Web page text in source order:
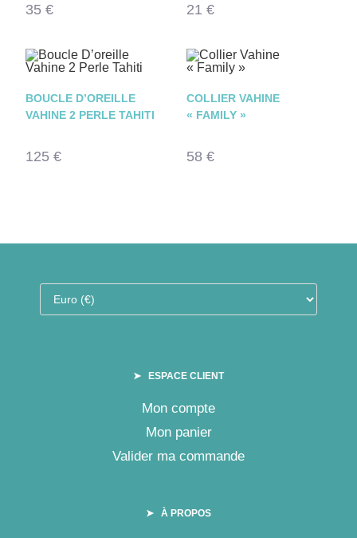
35€ 21 €
BOUCLE D’OREILLE
VAHINE 2 PERLE TAHITI
125€
COLLIER VAHINE
« FAMILY »
58 €
➤ ESPACE CLIENT
Mon compte
Mon panier
Valider ma commande
➤ À PROPOS